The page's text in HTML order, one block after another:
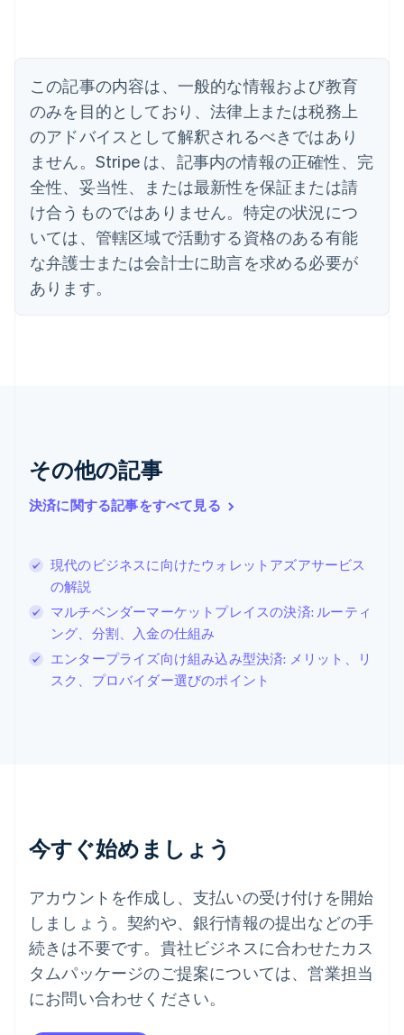
この記事の内容は、一般的な情報および教育
のみを目的としており、法律上または税務上
のアドバイスとして解釈されるべきではあり
ません。Stripe は、記事内の情報の正確性、完
全性、妥当性、または最新性を保証または請
け合うものではありません。特定の状況につ
いては、管轄区域で活動する資格のある有能
な弁護士または会計士に助言を求める必要が
あります。
その他の記事
決済に関する記事をすべて見る
現代のビジネスに向けたウォレットアズアサービス
の解説
マルチベンダーマーケットプレイスの決済: ルーティ
ング、分割、入金の仕組み
エンタープライズ向け組み込み型決済: メリット、リ
スク、プロバイダー選びのポイント
今すぐ始めましょう
アカウントを作成し、支払いの受け付けを開始
しましょう。契約や、銀行情報の提出などの手
続きは不要です。貴社ビジネスに合わせたカス
タムパッケージのご提案については、営業担当
にお問い合わせください。
イギリス
イタリア
Italiano English
インド
English
エストニア
English
オーストラリア
English
オーストリア
Deutsch English
オランダ
Nederlands
ジブラルタル
English
シンガポール
English 简体中文
スウェーデン
Svenska
スペイン
Español English
スロバキア
English
スロベニア
DeutschEnglish
ニュージーランド
ノルウェー
English
ハンガリー
English
フィンランド
English Svenska
ブラジル